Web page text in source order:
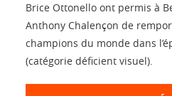
Brice Ottonello ont permis à
Anthony Chalençon de
champions du monde dans
(catégorie déficient visuel).